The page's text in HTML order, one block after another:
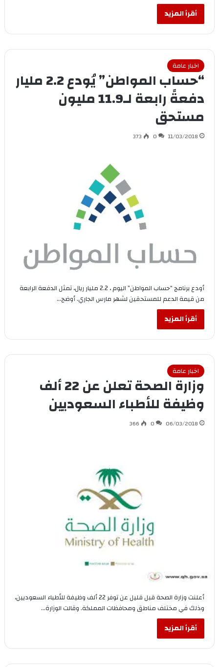
أقرأ المزيد
اخبار عامة
“حساب المواطن” يُودع 2.2 مليار
دفعةً رابعة لـ11.9 مليون
مستحق
11/03/2018
0
373
أودع برنامج “حساب المواطن” اليوم ، 2.2 مليار ريال، تمثل الدفعة الرابعة
من قيمة الدعم للمستحقين لشهر مارس الجاري. أوضح…
أقرأ المزيد
اخبار عامة
وزارة الصحة تعلن عن 22 ألف
وظيفة للأطباء السعوديين
06/03/2018
0
366
أعلنت وزارة الصحة قبل قليل عن توفر 22 ألف وظيفة للأطباء السعوديين،
وذلك في مختلف مناطق ومحافظات المملكة. وقالت الوزارة…
أقرأ المزيد